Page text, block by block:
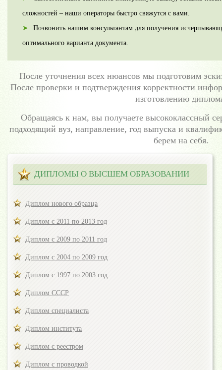
сложностей – наши операторы быстро свяжутся с вами.
Позвонить нашим консультантам для получения
оптимального варианта документа.
После уточнения всех нюансов мы подготовим
После проверки и подтверждения корректности
изготовлению
Обращаясь к нам, вы получаете высококлассный
подходящий вуз, направление, год выпуска и
берем на себя.
ДИПЛОМЫ О ВЫСШЕМ ОБРАЗОВАНИИ
Диплом нового образца
Диплом с 2011 по 2013 год
Диплом с 2009 по 2011 год
Диплом с 2004 по 2009 год
Диплом с 1997 по 2003 год
Диплом СССР
Диплом специалиста
Диплом института
Диплом с реестром
Диплом с проводкой